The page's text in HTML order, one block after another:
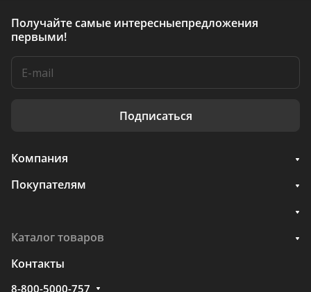
Получайте самые интересныепредложения
первыми!
Подписаться
Компания
Покупателям
Каталог товаров
Контакты
8-800-5000-757